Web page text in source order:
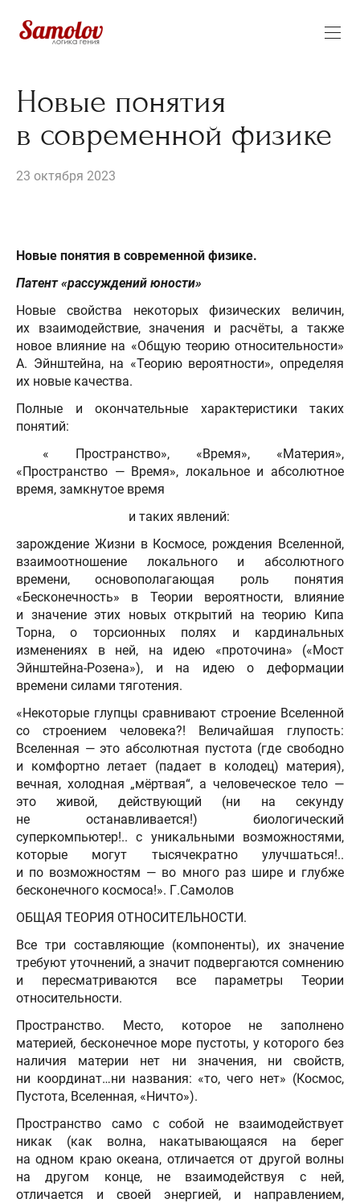
Новые понятия
в современной физике
23 октября 2023
Новые понятия в современной физике.
Патент «рассуждений юности»
Новые свойства некоторых физических величин,
их взаимодействие, значения и расчёты, а также
новое влияние на «Общую теорию относительности»
А. Эйнштейна, на «Теорию вероятности», определяя
их новые качества.
Полные и окончательные характеристики таких
понятий:
« Пространство», «Время», «Материя»,
«Пространство — Время», локальное и абсолютное
время, замкнутое время
и таких явлений:
зарождение Жизни в Космосе, рождения Вселенной,
взаимоотношение локального и абсолютного
времени, основополагающая роль понятия
«Бесконечность» в Теории вероятности, влияние
и значение этих новых открытий на теорию Кипа
Торна, о торсионных полях и кардинальных
изменениях в ней, на идею «проточина» («Мост
Эйнштейна-Розена»), и на идею о деформации
времени силами тяготения.
«Некоторые глупцы сравнивают строение Вселенной
со строением человека?! Величайшая глупость:
Вселенная — это абсолютная пустота (где свободно
и комфортно летает (падает в колодец) материя),
вечная, холодная „мёртвая“, а человеческое тело —
это живой, действующий (ни на секунду
не останавливается!) биологический
суперкомпьютер!.. с уникальными возможностями,
которые могут тысячекратно улучшаться!..
и по возможностям — во много раз шире и глубже
бесконечного космоса!». Г.Самолов
ОБЩАЯ ТЕОРИЯ ОТНОСИТЕЛЬНОСТИ.
Все три составляющие (компоненты), их значение
требуют уточнений, а значит подвергаются сомнению
и пересматриваются все параметры Теории
относительности.
Пространство. Место, которое не заполнено
материей, бесконечное море пустоты, у которого без
наличия материи нет ни значения, ни свойств,
ни координат…ни названия: «то, чего нет» (Космос,
Пустота, Вселенная, «Ничто»).
Пространство само с собой не взаимодействует
никак (как волна, накатывающаяся на берег
на одном краю океана, отличается от другой волны
на другом конце, не взаимодействуя с ней,
отличается и своей энергией, и направлением,